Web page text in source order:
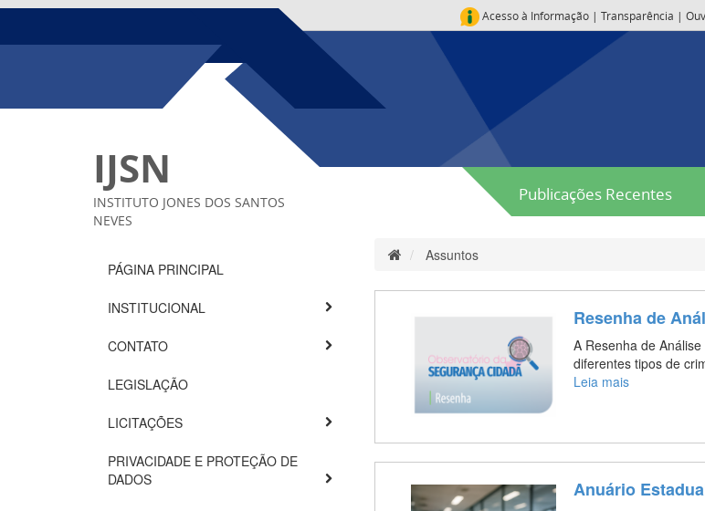
Acesso à Informação | Transparência |
Publicações Recentes
IJSN
INSTITUTO JONES DOS SANTOS
NEVES
PÁGINA PRINCIPAL
INSTITUCIONAL
CONTATO
LEGISLAÇÃO
LICITAÇÕES
PRIVACIDADE E PROTEÇÃO DE
DADOS
Assuntos
Resenha de
A Resenha de
diferentes tipos de
Leia mais
Anuário